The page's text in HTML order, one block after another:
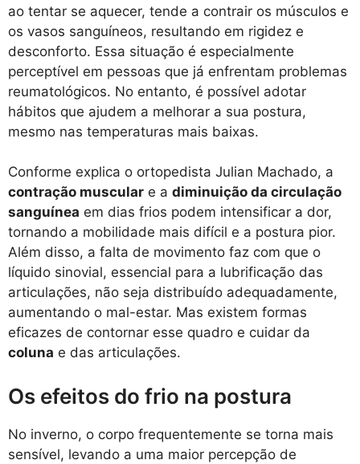
ao tentar se aquecer, tende a contrair os músculos e
os vasos sanguíneos, resultando em rigidez e
desconforto. Essa situação é especialmente
perceptível em pessoas que já enfrentam problemas
reumatológicos. No entanto, é possível adotar
hábitos que ajudem a melhorar a sua postura,
mesmo nas temperaturas mais baixas.
Conforme explica o ortopedista Julian Machado, a
contração muscular e a diminuição da circulação
sanguínea em dias frios podem intensificar a dor,
tornando a mobilidade mais difícil e a postura pior.
Além disso, a falta de movimento faz com que o
líquido sinovial, essencial para a lubrificação das
articulações, não seja distribuído adequadamente,
aumentando o mal-estar. Mas existem formas
eficazes de contornar esse quadro e cuidar da
coluna e das articulações.
Os efeitos do frio na postura
No inverno, o corpo frequentemente se torna mais
sensível, levando a uma maior percepção de